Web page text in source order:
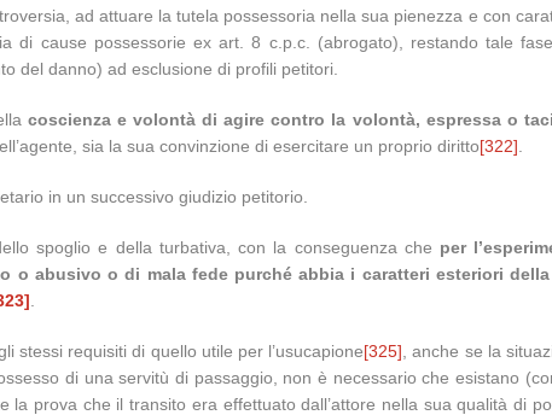
ad attuare la tutela possessoria nella sua pienezza e con
di cause possessorie ex art. 8 c.p.c. (abrogato), restando tale
del danno) ad esclusione di profili petitori.
coscienza e volontà di agire contro la volontà, espressa o
sia la sua convinzione di esercitare un proprio diritto[322]
in un successivo giudizio petitorio.
spoglio e della turbativa, con la conseguenza che per
abusivo o di mala fede purché abbia i caratteri esteriori
stessi requisiti di quello utile per l’usucapione[325] , anche se la
di una servitù di passaggio, non è necessario che esistano
prova che il transito era effettuato dall’attore nella sua qualità di